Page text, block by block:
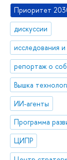
Приоритет
дискуссии
исследования
репортаж о
Вышка
ИИ-агенты
Программа
ЦИПР